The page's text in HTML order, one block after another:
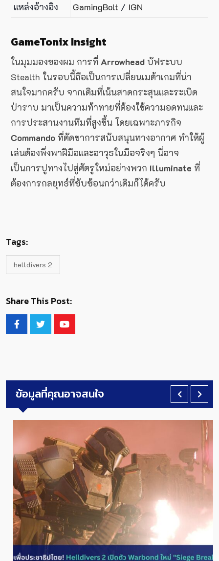
แหล่งอ้างอิง GamingBolt / IGN
GameTonix Insight
ในมุมมองของผม การที่ Arrowhead บัฟระบบ
Stealth ในรอบนี้ถือเป็นการเปลี่ยนเมต้าเกมที่น่า
สนใจมากครับ จากเดิมที่เน้นสาดกระสุนและระเบิด
ป่าราบ มาเป็นความท้าทายที่ต้องใช้ความอดทนและ
การประสานงานทีมที่สูงขึ้น โดยเฉพาะภารกิจ
Commando ที่ตัดขาการสนับสนุนทางอากาศ ทำให้ผู้
เล่นต้องพึ่งพาฝีมือและอาวุธในมือจริงๆ นี่อาจ
เป็นการปูทางไปสู่ศัตรูใหม่อย่างพวก Illuminate ที่
ต้องการกลยุทธ์ที่ซับซ้อนกว่าเดิมก็ได้ครับ
Tags:
helldivers 2
Share This Post:
ข้อมูลที่คุณอาจสนใจ